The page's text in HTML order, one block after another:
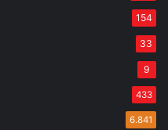
154
33
9
433
6.841